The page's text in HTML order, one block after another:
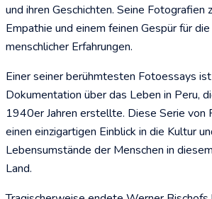
und ihren Geschichten. Seine Fotografien
Empathie und einem feinen Gespür für
menschlicher Erfahrungen.
Einer seiner berühmtesten Fotoessays
Dokumentation über das Leben in Peru,
1940er Jahren erstellte. Diese Serie
einen einzigartigen Einblick in die Kultur
Lebensumstände der Menschen in
Land.